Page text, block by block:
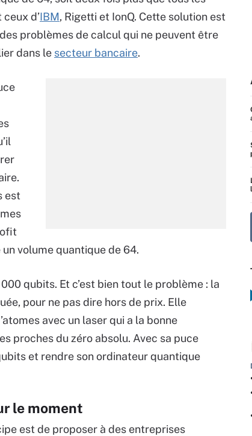
d’IBM, Rigetti et IonQ. Cette solution est
problèmes de calcul qui ne peuvent être
dans le secteur bancaire.
est
volume quantique de 64.
qubits. Et c’est bien tout le problème : la
pour ne pas dire hors de prix. Elle
avec un laser qui a la bonne
proches du zéro absolu. Avec sa puce
et rendre son ordinateur quantique
le moment
est de proposer à des entreprises